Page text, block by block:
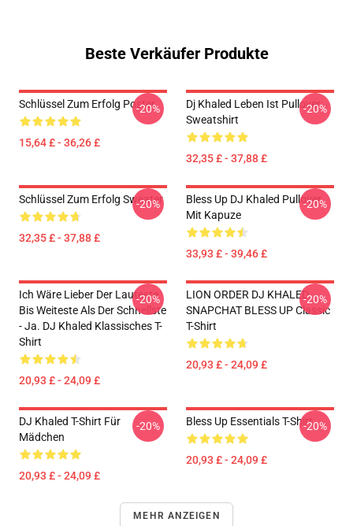
Beste Verkäufer Produkte
Schlüssel Zum Erfolg Poster
15,64 £ - 36,26 £
-20%
Dj Khaled Leben Ist Pullover
Sweatshirt
32,35 £ - 37,88 £
-20%
Schlüssel Zum Erfolg Sweater
32,35 £ - 37,88 £
-20%
Bless Up DJ Khaled Pullover
Mit Kapuze
33,93 £ - 39,46 £
-20%
Ich Wäre Lieber Der Lauteste
Bis Weiteste Als Der Schnellste
- Ja. DJ Khaled Klassisches T-
Shirt
20,93 £ - 24,09 £
-20%
LION ORDER DJ KHALED
SNAPCHAT BLESS UP Classic
T-Shirt
20,93 £ - 24,09 £
-20%
DJ Khaled T-Shirt Für
Mädchen
20,93 £ - 24,09 £
-20% Bless Up Essentials T-Shirt
20,93 £ - 24,09 £
-20%
MEHR ANZEIGEN